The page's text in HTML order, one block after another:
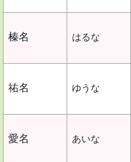
榛名 はるな
祐名 ゆうな
愛名 あいな